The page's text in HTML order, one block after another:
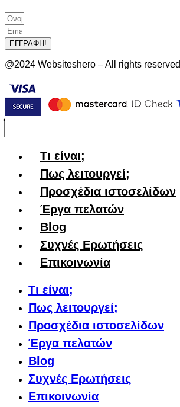
ΕΓΓΡΑΦΗ!
@2024 Websiteshero – All rights reserved
Τι είναι;
Πως λειτουργεί;
Προσχέδια ιστοσελίδων
Έργα πελατών
Blog
Συχνές Ερωτήσεις
Επικοινωνία
Τι είναι;
Πως λειτουργεί;
Προσχέδια ιστοσελίδων
Έργα πελατών
Blog
Συχνές Ερωτήσεις
Επικοινωνία